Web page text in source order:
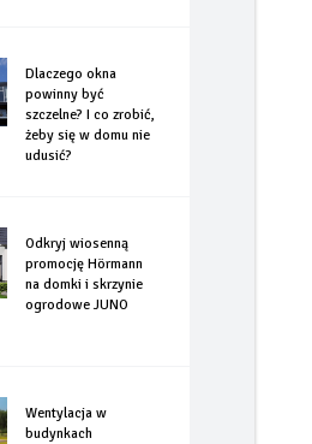
Dlaczego okna
powinny być
szczelne? I co zrobić,
żeby się w domu nie
udusić?
Odkryj wiosenną
promocję Hörmann
na domki i skrzynie
ogrodowe JUNO
Wentylacja w
budynkach